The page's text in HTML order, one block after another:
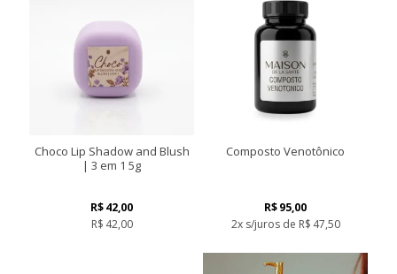
Choco Lip Shadow and Blush
| 3 em 1 5g
R$42,00
R$ 42,00
Composto Venotônico
R$95,00
2x s/juros de R$ 47,50
produto